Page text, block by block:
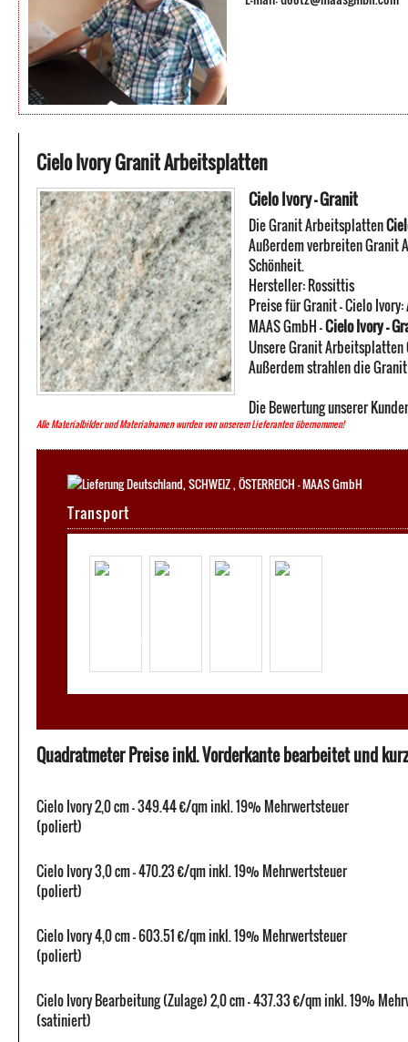
Cielo Ivory Granit Arbeitsplatten
Cielo Ivory - Granit
Die Granit Arbeitsplatten
Außerdem verbreiten Granit
Schönheit.
Hersteller:Rossittis
Preise für Granit -Cielo Ivory:
MAAS GmbH-Cielo Ivory -
Unsere Granit
Außerdem strahlen die
Die Bewertung unserer
Alle Materialbilder und Materialnamen wurden von unserem Lieferanten übernommen!
Transport
Quadratmeter Preise inkl. Vorderkante bearbeitet und
Cielo Ivory 2,0 cm - 349.44 €/qm inkl. 19% Mehrwertsteuer
(poliert)
Cielo Ivory 3,0 cm - 470.23 €/qm inkl. 19% Mehrwertsteuer
(poliert)
Cielo Ivory 4,0 cm - 603.51 €/qm inkl. 19% Mehrwertsteuer
(poliert)
Cielo Ivory Bearbeitung (Zulage) 2,0 cm - 437.33 €/qm inkl. 19%
(satiniert)